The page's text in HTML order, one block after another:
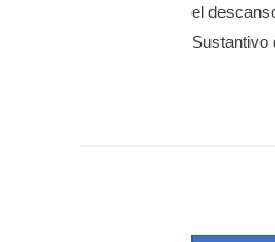
el
Sustantivo